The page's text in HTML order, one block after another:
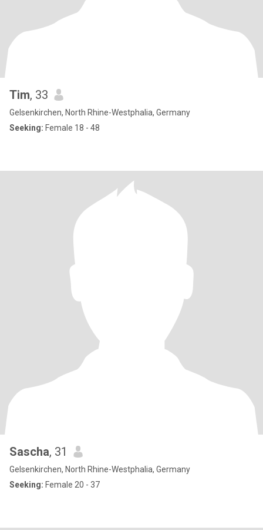
Tim, 33
Gelsenkirchen, North Rhine-Westphalia, Germany
Seeking: Female 18 - 48
Sascha, 31
Gelsenkirchen, North Rhine-Westphalia, Germany
Seeking: Female 20 - 37